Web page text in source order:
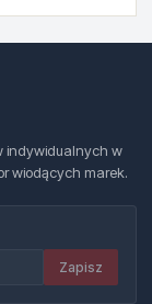
indywidualnych w
wiodących marek.
Zapisz